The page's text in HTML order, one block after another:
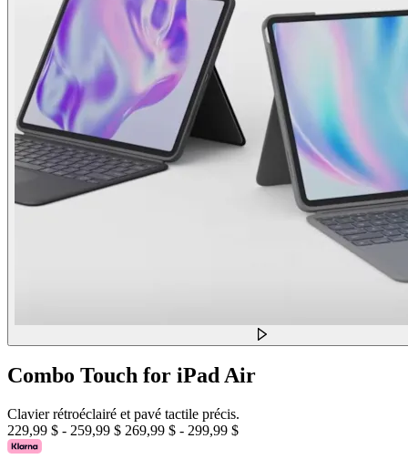
Combo Touch for iPad Air
Clavier rétroéclairé et pavé tactile précis.
229,99 $ - 259,99 $ 269,99 $ - 299,99 $